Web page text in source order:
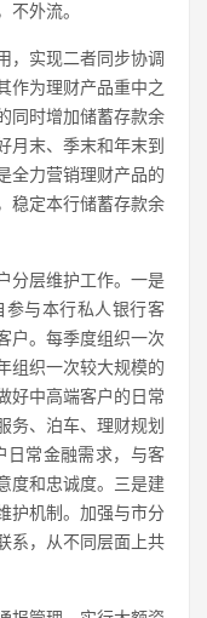
不外流。
，实现二者同步协调
作为理财产品重中之
同时增加储蓄存款余
月末、季末和年末到
全力营销理财产品的
稳定本行储蓄存款余
分层维护工作。一是
与本行私人银行客
户。每季度组织一次
组织一次较大规模的
好中高端客户的日常
务、泊车、理财规划
日常金融需求，与客
度和忠诚度。三是建
护机制。加强与市分
系，从不同层面上共